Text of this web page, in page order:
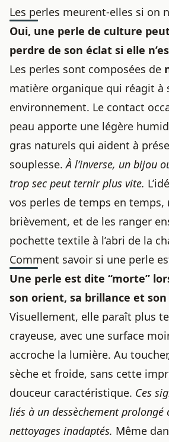
Les perles meurent-elles si on
Oui, une perle de culture
perdre de son éclat si elle
Les perles sont composées de
matière organique qui réagit à
environnement. Le contact
peau apporte une légère
gras naturels qui aident à
souplesse.À l’inverse, un bijou
trop sec peut ternir plus vite.
vos perles de temps en temps,
brièvement, et de les ranger
pochette textile à l’abri de la
Comment savoir si une perle
Une perle est dite “morte”
son orient, sa brillance et
Visuellement, elle paraît plus
crayeuse, avec une surface
accroche la lumière. Au
sèche et froide, sans cette
douceur caractéristique. Ces
liés à un dessèchement prolongé
nettoyages inadaptés. Même